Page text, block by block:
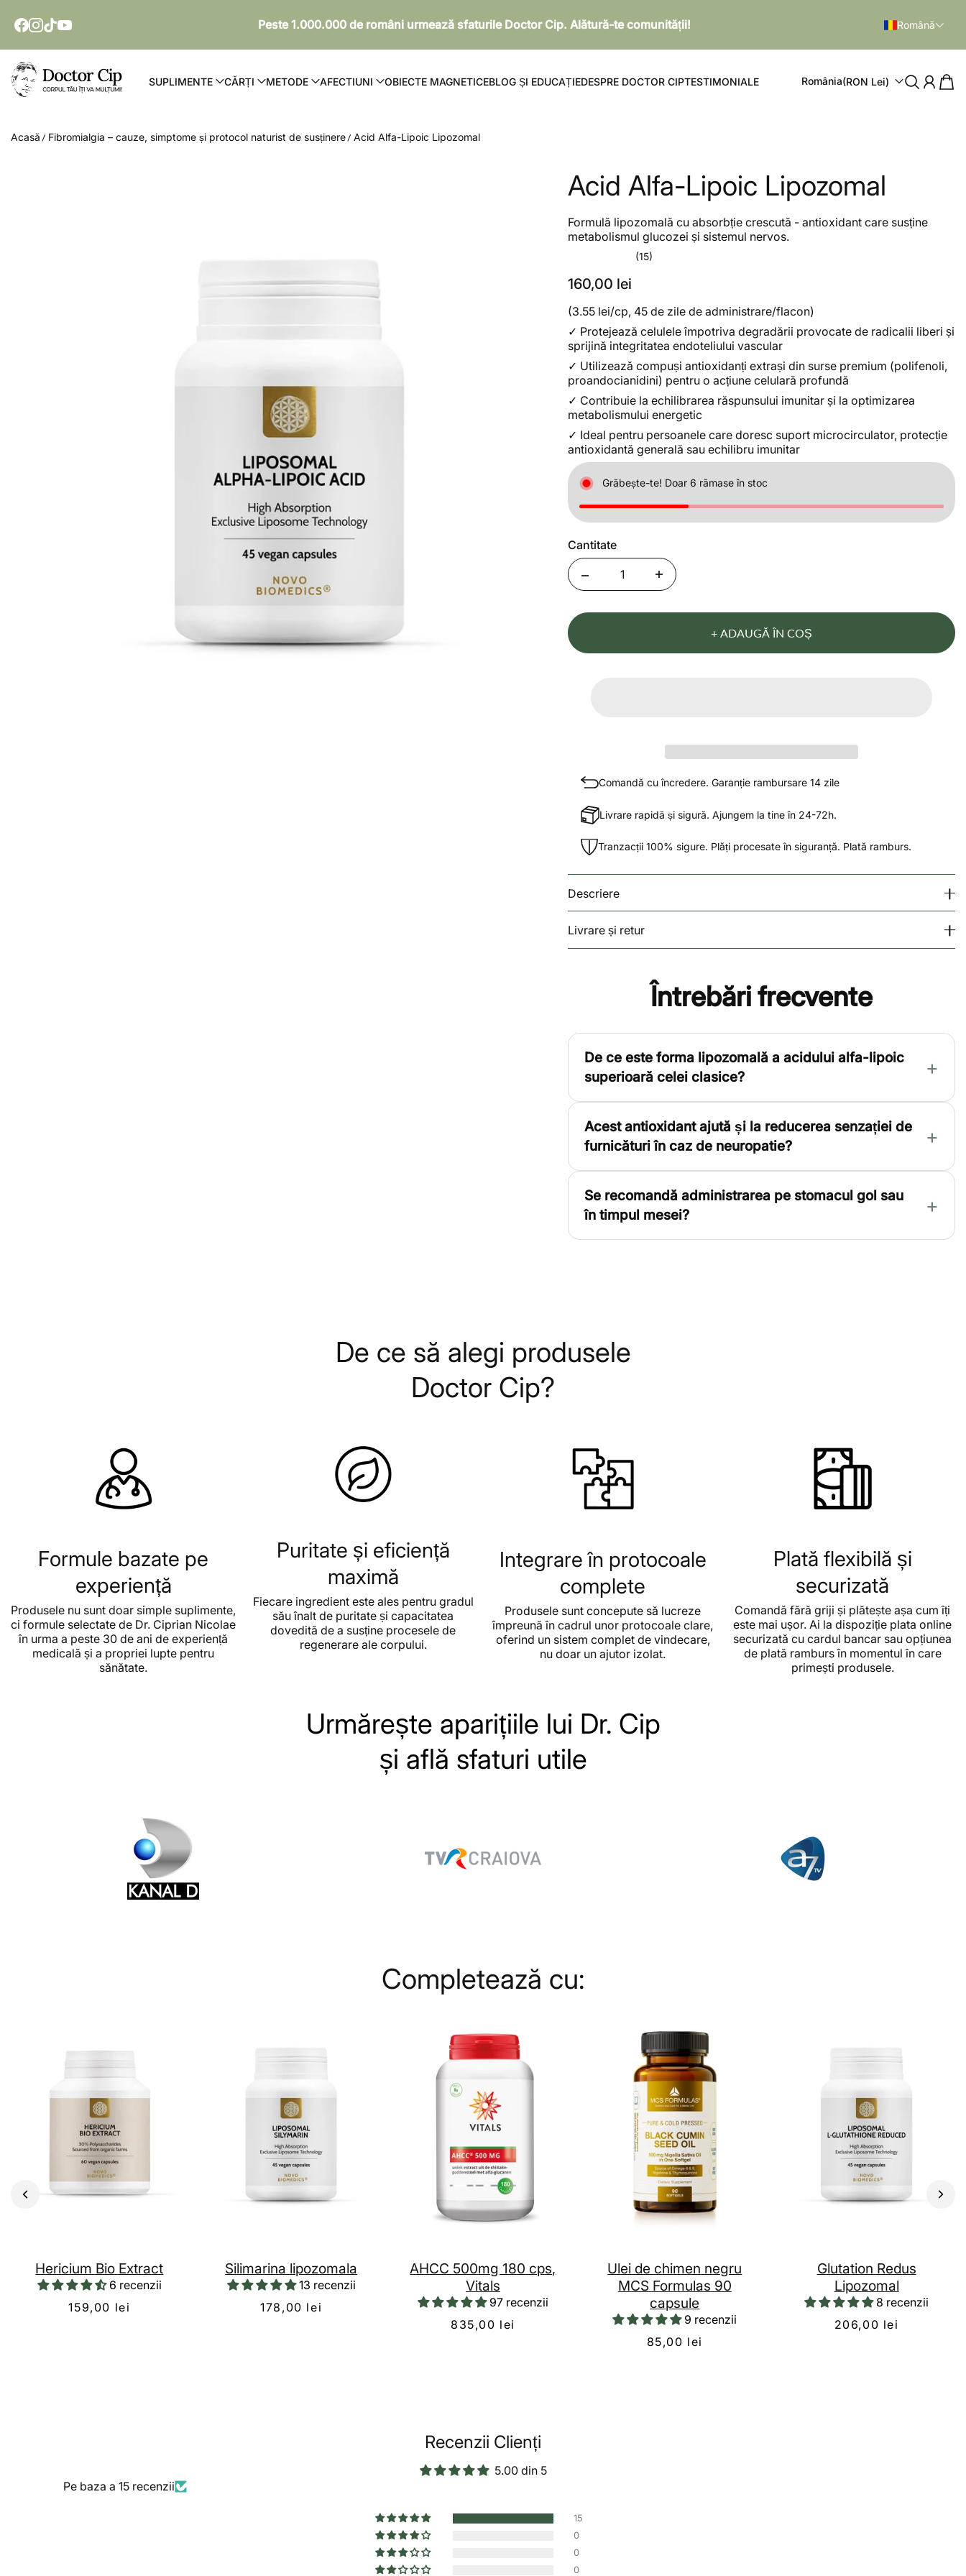
SARI LA CONȚINUT Peste 1.000.000 de români urmează sfaturile Doctor Cip. Alătură-te comunității! Română
SUPLIMENTE CĂRȚI METODE AFECTIUNI OBIECTE MAGNETICEBLOG ȘI EDUCAȚIEDESPRE DOCTOR CIPTESTIMONIALE
Doctor Cip - Corpul tău îți va mulțumi!
România(RON Lei)
Acasă Fibromialgia – cauze, simptome și protocol naturist de susținere Acid Alfa-Lipoic Lipozomal
Acid Alfa-Lipoic Lipozomal
Formulă lipozomală cu absorbție crescută - antioxidant care susține
metabolismul glucozei și sistemul nervos.
(15)
160,00 lei
(3.55 lei/cp, 45 de zile de administrare/flacon)
✓ Protejează celulele împotriva degradării provocate de radicalii liberi și
sprijină integritatea endoteliului vascular
✓ Utilizează compuși antioxidanți extrași din surse premium (polifenoli,
proandocianidini) pentru o acțiune celulară profundă
✓ Contribuie la echilibrarea răspunsului imunitar și la optimizarea
metabolismului energetic
✓ Ideal pentru persoanele care doresc suport microcirculator, protecție
antioxidantă generală sau echilibru imunitar
Grăbește-te! Doar 6 rămase în stoc
Cantitate
Quantity
+ ADAUGĂ ÎN COȘ
Comandă cu încredere. Garanție rambursare 14 zile
Livrare rapidă și sigură. Ajungem la tine în 24-72h.
Tranzacții 100% sigure. Plăți procesate în siguranță. Plată ramburs.
Descriere
Livrare și retur
Întrebări frecvente
De ce este forma lipozomală a acidului alfa-lipoic
superioară celei clasice?
Acest antioxidant ajută și la reducerea senzației de
furnicături în caz de neuropatie?
Se recomandă administrarea pe stomacul gol sau
în timpul mesei?
De ce să alegi produsele
Doctor Cip?
Formule bazate pe
experiență
Produsele nu sunt doar simple suplimente,
ci formule selectate de Dr. Ciprian Nicolae
în urma a peste 30 de ani de experiență
medicală și a propriei lupte pentru
sănătate.
Puritate și eficiență
maximă
Fiecare ingredient este ales pentru gradul
său înalt de puritate și capacitatea
dovedită de a susține procesele de
regenerare ale corpului.
Integrare în protocoale
complete
Produsele sunt concepute să lucreze
împreună în cadrul unor protocoale clare,
oferind un sistem complet de vindecare,
nu doar un ajutor izolat.
Plată flexibilă și
securizată
Comandă fără griji și plătește așa cum îți
este mai ușor. Ai la dispoziție plata online
securizată cu cardul bancar sau opțiunea
de plată ramburs în momentul în care
primești produsele.
Urmărește aparițiile lui Dr. Cip
și află sfaturi utile
Completează cu:
Hericium Bio Extract
6 recenzii
159,00 lei
Silimarina lipozomala
13 recenzii
178,00 lei
AHCC 500mg 180 cps,
Vitals
97 recenzii
835,00 lei
Ulei de chimen negru
MCS Formulas 90
capsule
9 recenzii
85,00 lei
Glutation Redus
Lipozomal
8 recenzii
206,00 lei
Recenzii Clienți
5.00 din 5
Pe baza a 15 recenzii
15
0
0
0